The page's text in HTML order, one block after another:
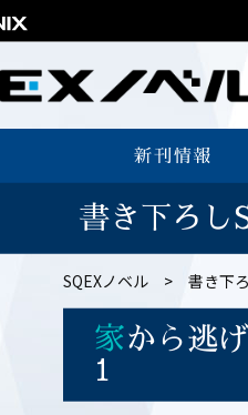
新刊情報
書き下ろし
SQEXノベル 書き下
家から逃
1